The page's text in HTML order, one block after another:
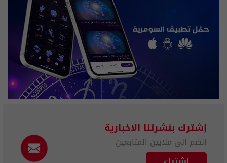
إشترك بنشرتنا الاخبارية
انضم الى ملايين المتابعين